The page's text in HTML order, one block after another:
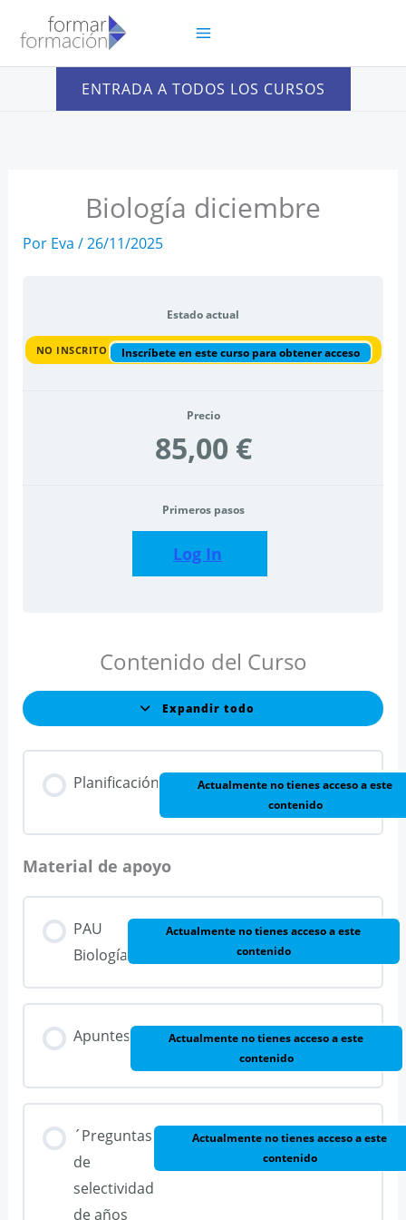
contenido
ENTRADA A TODOS LOS CURSOS
Biología diciembre
Por Eva /26/11/2025
Estado actual
NO INSCRITO Inscríbete en este curso para obtener acceso
Precio
85,00 €
Primeros pasos
Log In
Contenido del Curso
Expandir todo
Lecciones
Planificación
Actualmente no tienes acceso a este
contenido
Material de apoyo
PAU
Biología
Actualmente no tienes acceso a este
contenido
Apuntes
Actualmente no tienes acceso a este
contenido
´Preguntas
de
selectividad
de años
Actualmente no tienes acceso a este
contenido